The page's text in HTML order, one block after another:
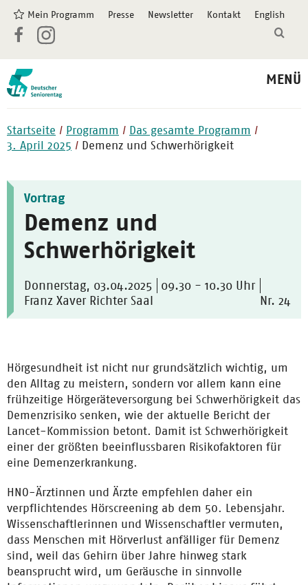
Mein Programm Presse Newsletter Kontakt English
MENÜ
Startseite Programm
Das gesamte Programm
3. April 2025
Demenz und Schwerhörigkeit
Vortrag
Demenz und
Schwerhörigkeit
Donnerstag, 03.04.2025
09.30 - 10.30 Uhr
Franz Xaver Richter Saal
Nr. 24
Hörgesundheit ist nicht nur grundsätzlich wichtig, um
den Alltag zu meistern, sondern vor allem kann eine
frühzeitige Hörgeräteversorgung bei Schwerhörigkeit das
Demenzrisiko senken, wie der aktuelle Bericht der
Lancet-Kommission betont. Damit ist Schwerhörigkeit
einer der größten beeinflussbaren Risikofaktoren für
eine Demenzerkrankung.
HNO-Ärztinnen und Ärzte empfehlen daher ein
verpflichtendes Hörscreening ab dem 50. Lebensjahr.
Wissenschaftlerinnen und Wissenschaftler vermuten,
dass Menschen mit Hörverlust anfälliger für Demenz
sind, weil das Gehirn über Jahre hinweg stark
beansprucht wird, um Geräusche in sinnvolle